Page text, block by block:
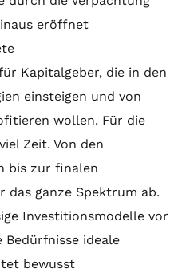
eröffnet
Kapitalgeber, die in den
einsteigen und von
wollen. Für die
Zeit. Von den
bis zur finalen
das ganze Spektrum ab.
Investitionsmodelle vor
ideale
bewusst